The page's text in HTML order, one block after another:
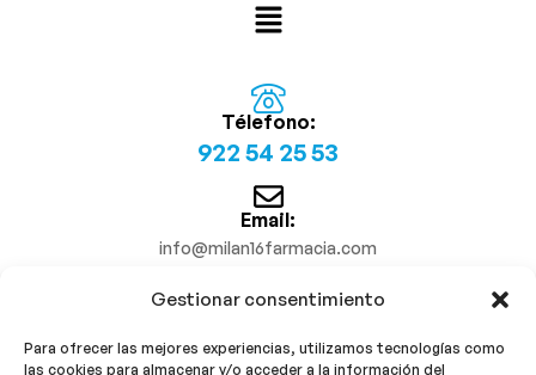
Gestionar consentimiento
Para ofrecer las mejores experiencias, utilizamos tecnologías como
las cookies para almacenar y/o acceder a la información del
Télefono:
922 54 25 53
Email:
info@milan16farmacia.com
¡Síguenos!